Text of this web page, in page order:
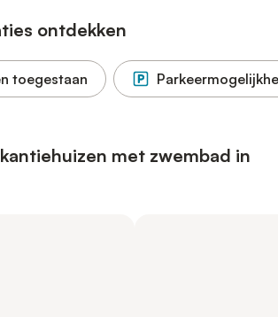
ontdekken
toegestaan
met zwembad in